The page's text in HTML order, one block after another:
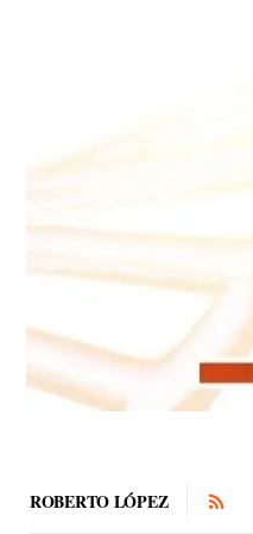
ROBERTO LÓPEZ